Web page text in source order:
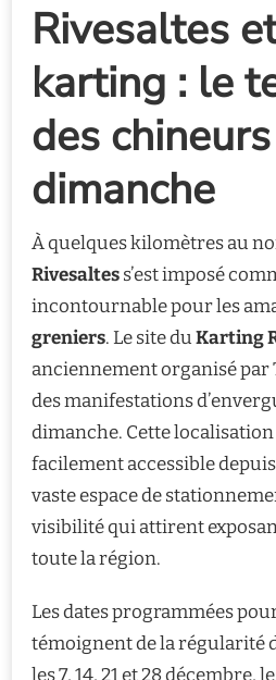
Rivesaltes
karting : le
des
dimanche
À quelques kilomètres au
Rivesaltess’est imposé
incontournable pour les
greniers. Le site duKarting
anciennement organisé par
des manifestations
dimanche. Cette
facilement accessible depuis
vaste espace de
visibilité qui attirent
toute la région.
Les dates programmées
témoignent de la régularité